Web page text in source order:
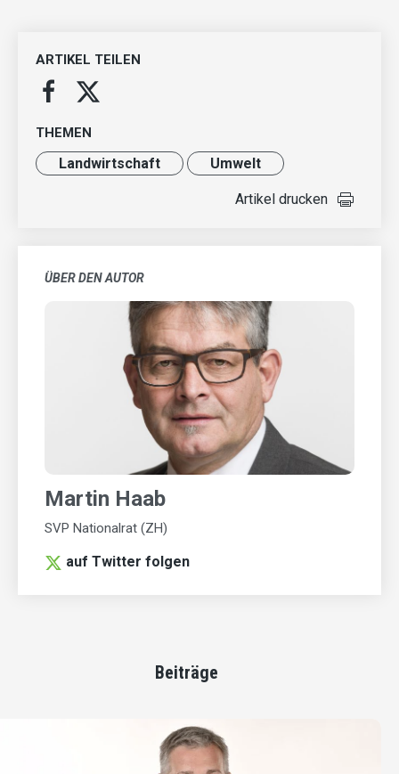
ARTIKEL TEILEN
THEMEN
Landwirt­schaft Umwelt
Artikel drucken
ÜBER DEN AUTOR
Martin Haab
SVP Nationalrat (ZH)
auf Twitter folgen
Beiträge